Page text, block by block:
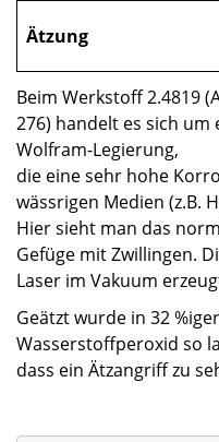
Ätzung
Beim Werkstoff 2.4819
276) handelt es sich
Wolfram-Legierung,
die eine sehr hohe
wässrigen Medien (z.B.
Hier sieht man das
Gefüge mit Zwillingen.
Laser im Vakuum
Geätzt wurde in 32
Wasserstoffperoxid so
dass ein Ätzangriff zu